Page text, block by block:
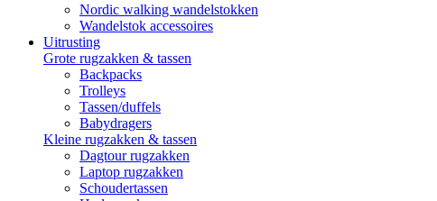
Nordic walking wandelstokken
Wandelstok accessoires
Uitrusting
Grote rugzakken & tassen
Backpacks
Trolleys
Tassen/duffels
Babydragers
Kleine rugzakken & tassen
Dagtour rugzakken
Laptop rugzakken
Schoudertassen